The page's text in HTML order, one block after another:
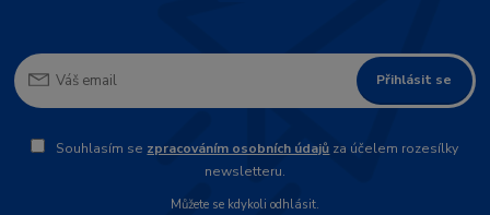
Přihlásit se
Souhlasím se zpracováním osobních údajů za účelem rozesílky
newsletteru.
Můžete se kdykoli odhlásit.